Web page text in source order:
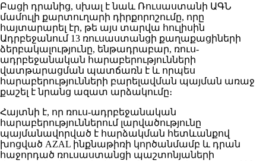
Բացի դրանից, սխալ է նաև Ռուսաստանի ԱԳՆ
մամուլի քարտուղարի դիրքորոշումը, որը
հայտարարել էր, թե այս տարվա հուլիսին
Ադրբեջանում 13 ռուսաստանցի քաղաքացիների
ձերբակալությունը, ենթադրաբար, ռուս-
ադրբեջանական հարաբերությունների
վատթարացման պատճառն է և որպես
հարաբերությունների բարելավման պայման առաջ
քաշել է նրանց ազատ արձակումը։
Հայտնի է, որ ռուս-ադրբեջանական
հարաբերություններում լարվածությունը
պայմանավորված է հարձակման հետևանքով
խոցված AZAL ինքնաթիռի կործանմամբ և դրան
հաջորդած ռուսաստանցի պաշտոնյաների